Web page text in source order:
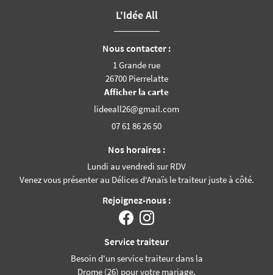
L'Idée All
Nous contacter :
1 Grande rue
26700 Pierrelatte
Afficher la carte
07 61 86 26 50
Nos horaires :
Lundi au vendredi sur RDV
Venez vous présenter au Délices d'Anaïs le traiteur juste à côté.
Rejoignez-nous :
Service traiteur
Besoin d'un service traiteur dans la
Drome (26) pour votre mariage,